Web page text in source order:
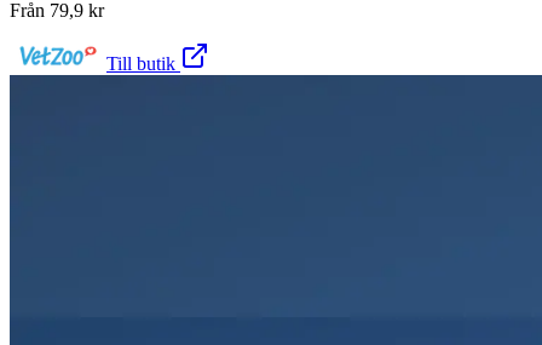
Från 79,9 kr
Till butik